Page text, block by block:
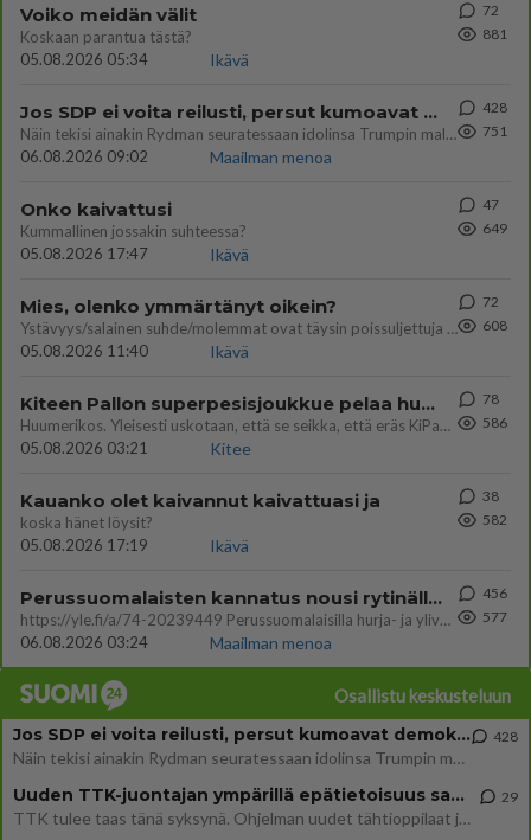
Voiko meidän välit
Koskaan parantua tästä?
05.08.2026 05:34
Ikävä
72
881
Jos SDP ei voita reilusti, persut kumoavat demokratian Suomesta
Näin tekisi ainakin Rydman seuratessaan idolinsa Trumpin mallia https://www.is.fi/politiikka/art-2000012187244.html
06.08.2026 09:02
Maailman menoa
428
751
Onko kaivattusi
Kummallinen jossakin suhteessa?
05.08.2026 17:47
Ikävä
47
649
Mies, olenko ymmärtänyt oikein?
Ystävyys/salainen suhde/molemmat ovat täysin poissuljettuja asioita? Nainen
05.08.2026 11:40
Ikävä
72
608
Kiteen Pallon superpesisjoukkue pelaa huumeiden vaikutuksen alaisena
Huumerikos. Yleisesti uskotaan, että se seikka, että eräs KiPan pelaaja kärähtää huumeista, on vain jäävuoren huippu. M
05.08.2026 03:21
Kitee
78
586
Kauanko olet kaivannut kaivattuasi ja
koska hänet löysit?
05.08.2026 17:19
Ikävä
38
582
Perussuomalaisten kannatus nousi rytinällä Ylen tänään julkaisemassa tuoreimmassa gallup-kyselyssä.
https://yle.fi/a/74-20239449 Perussuomalaisilla hurja- ja ylivoimaisesti suurin nousu tässä uudessa Ylen gallupissa. Kyl
06.08.2026 03:24
Maailman menoa
456
577
Osallistu keskusteluun
Jos SDP ei voita reilusti, persut kumoavat demokratian Suomesta
Näin tekisi ainakin Rydman seuratessaan idolinsa Trumpin mallia https://www.is.fi/politiikka/art-2000012187244.html
428
Uuden TTK-juontajan ympärillä epätietoisuus sakenee - Nyt MTV hämmentää soppaa
TTK tulee taas tänä syksynä. Ohjelman uudet tähtioppilaat julkistetaan torstaina 6. elokuuta klo 14 alkavassa lehdistö
29